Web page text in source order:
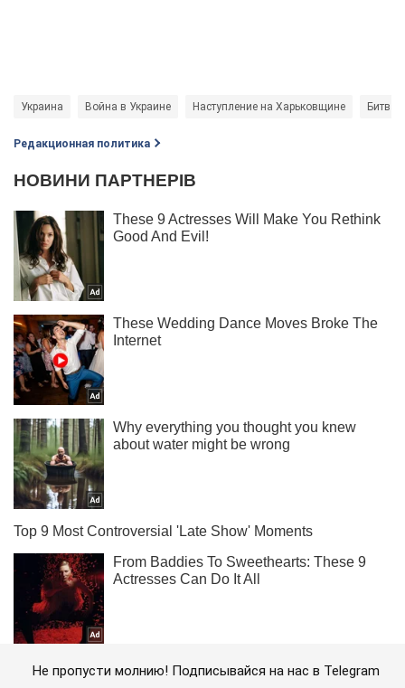
Украина Война в Украине Наступление на Харьковщине Битва
Редакционная политика
Не пропусти молнию! Подписывайся на нас в Telegram